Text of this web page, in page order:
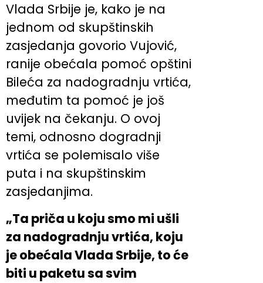
Vlada Srbije je, kako je na
jednom od skupštinskih
zasjedanja govorio Vujović,
ranije obećala pomoć opštini
Bileća za nadogradnju vrtića,
međutim ta pomoć je još
uvijek na čekanju. O ovoj
temi, odnosno dogradnji
vrtića se polemisalo više
puta i na skupštinskim
zasjedanjima.
„Ta priča u koju smo mi ušli
za nadogradnju vrtića, koju
je obećala Vlada Srbije, to će
biti u paketu sa svim